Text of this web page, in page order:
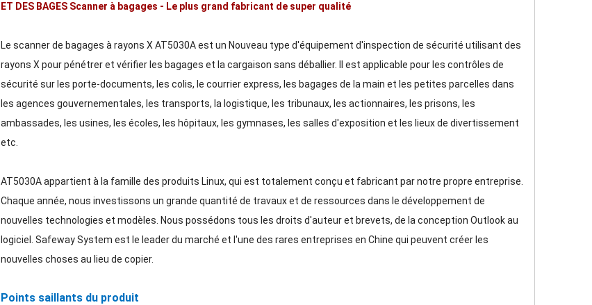
ET DES BAGES Scanner à bagages - Le plus grand fabricant de super qualité
Le scanner de bagages à rayons X AT5030A est un Nouveau type d'équipement d'inspection de sécurité utilisant des
rayons X pour pénétrer et vérifier les bagages et la cargaison sans déballier. Il est applicable pour les contrôles de
sécurité sur les porte-documents, les colis, le courrier express, les bagages de la main et les petites parcelles dans
les agences gouvernementales, les transports, la logistique, les tribunaux, les actionnaires, les prisons, les
ambassades, les usines, les écoles, les hôpitaux, les gymnases, les salles d'exposition et les lieux de divertissement
etc.
AT5030A appartient à la famille des produits Linux, qui est totalement conçu et fabricant par notre propre entreprise.
Chaque année, nous investissons un grande quantité de travaux et de ressources dans le développement de
nouvelles technologies et modèles. Nous possédons tous les droits d'auteur et brevets, de la conception Outlook au
logiciel. Safeway System est le leader du marché et l'une des rares entreprises en Chine qui peuvent créer les
nouvelles choses au lieu de copier.
Points saillants du produit